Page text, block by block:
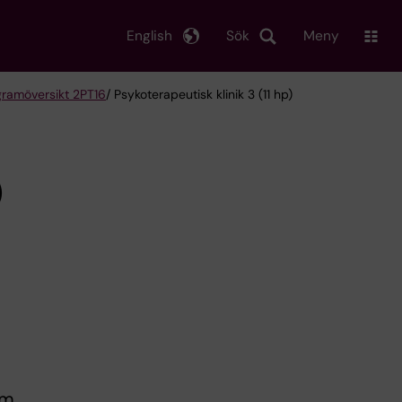
Sök
English Meny
2PT16/ Psykoterapeutisk klinik 3 (11 hp)